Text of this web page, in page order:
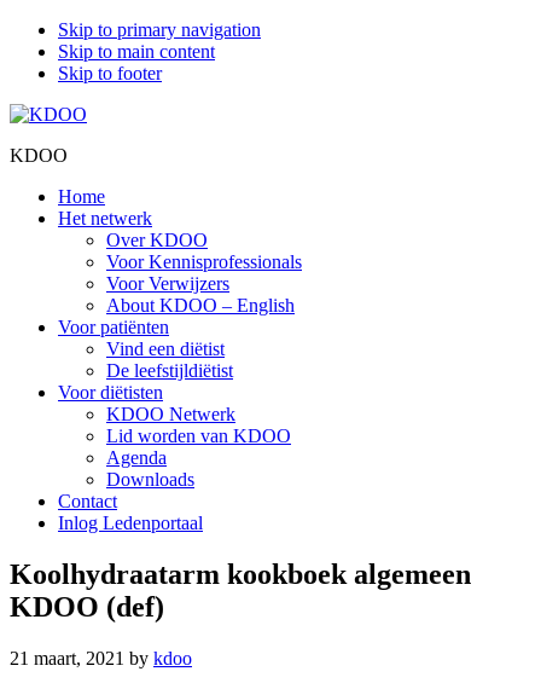
Skip to primary navigation
Skip to main content
Skip to footer
KDOO
Home
Het netwerk
Over KDOO
Voor Kennisprofessionals
Voor Verwijzers
About KDOO – English
Voor patiënten
Vind een diëtist
De leefstijldiëtist
Voor diëtisten
KDOO Netwerk
Lid worden van KDOO
Agenda
Downloads
Contact
Inlog Ledenportaal
Koolhydraatarm kookboek algemeen
KDOO (def)
21 maart, 2021 by kdoo